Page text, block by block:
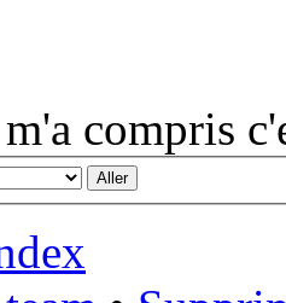
compris